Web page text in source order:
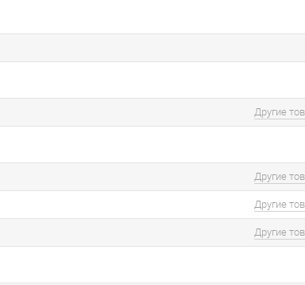
Другие
Другие
Другие
Другие